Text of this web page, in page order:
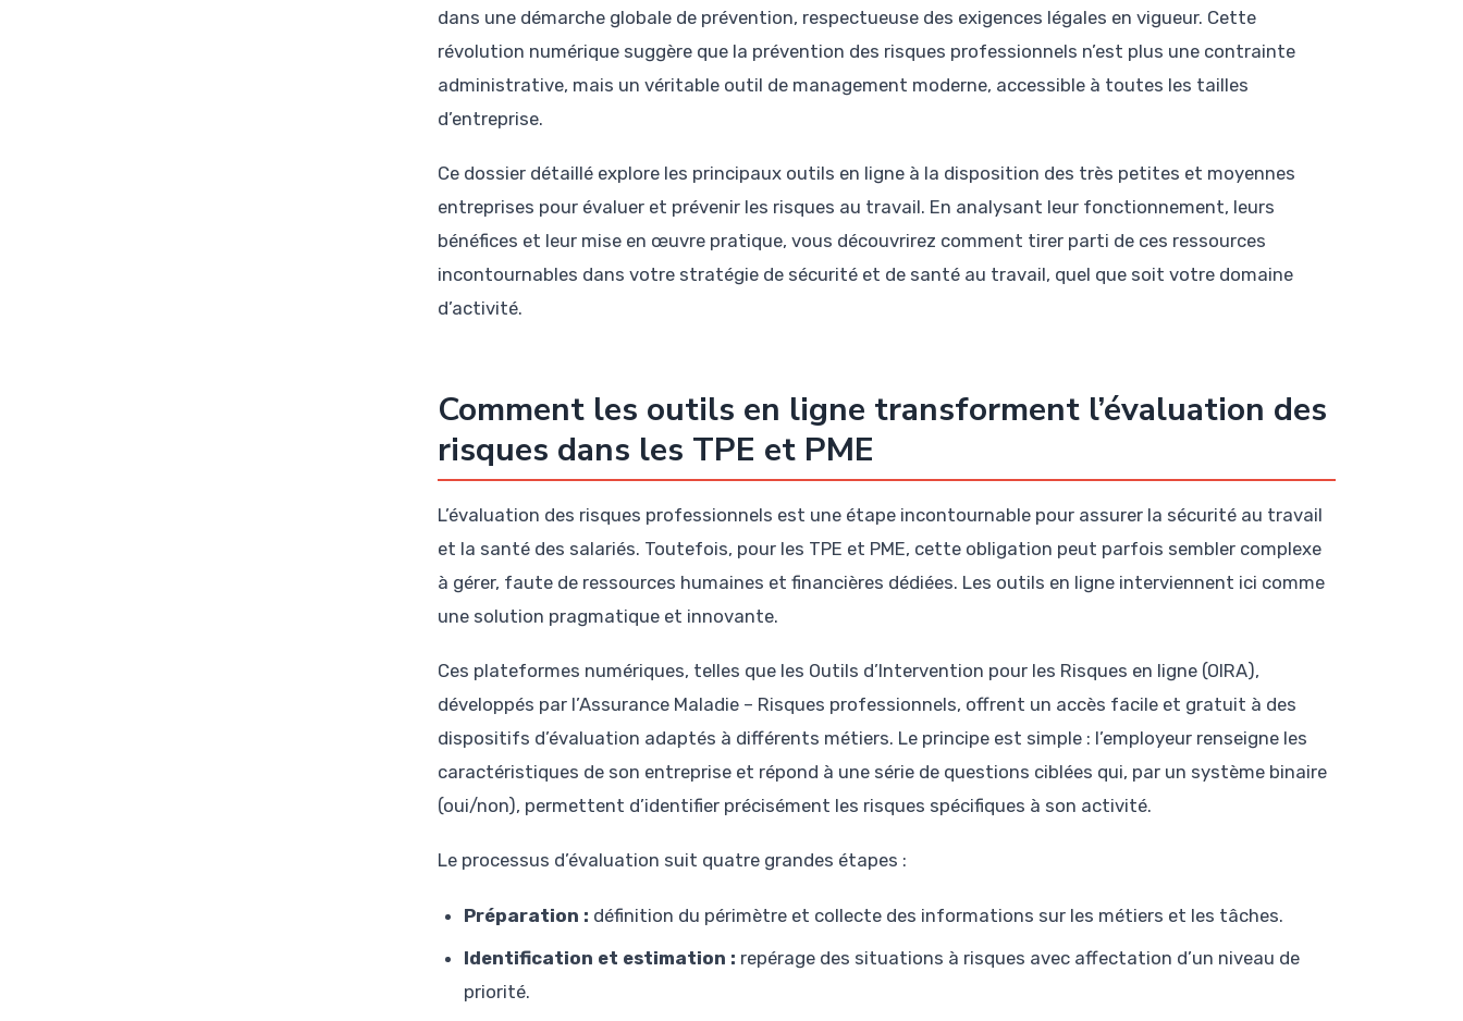
dans une démarche globale de prévention, respectueuse des exigences légales en vigueur. Cette
révolution numérique suggère que la prévention des risques professionnels n’est plus une contrainte
administrative, mais un véritable outil de management moderne, accessible à toutes les tailles
d’entreprise.
Ce dossier détaillé explore les principaux outils en ligne à la disposition des très petites et moyennes
entreprises pour évaluer et prévenir les risques au travail. En analysant leur fonctionnement, leurs
bénéfices et leur mise en œuvre pratique, vous découvrirez comment tirer parti de ces ressources
incontournables dans votre stratégie de sécurité et de santé au travail, quel que soit votre domaine
d’activité.
Comment les outils en ligne transforment l’évaluation des
risques dans les TPE et PME
L’évaluation des risques professionnels est une étape incontournable pour assurer la sécurité au travail
et la santé des salariés. Toutefois, pour les TPE et PME, cette obligation peut parfois sembler complexe
à gérer, faute de ressources humaines et financières dédiées. Les outils en ligne interviennent ici comme
une solution pragmatique et innovante.
Ces plateformes numériques, telles que les Outils d’Intervention pour les Risques en ligne (OIRA),
développés par l’Assurance Maladie – Risques professionnels, offrent un accès facile et gratuit à des
dispositifs d’évaluation adaptés à différents métiers. Le principe est simple : l’employeur renseigne les
caractéristiques de son entreprise et répond à une série de questions ciblées qui, par un système binaire
(oui/non), permettent d’identifier précisément les risques spécifiques à son activité.
Le processus d’évaluation suit quatre grandes étapes :
Préparation : définition du périmètre et collecte des informations sur les métiers et les tâches.
Identification et estimation : repérage des situations à risques avec affectation d’un niveau de
priorité.